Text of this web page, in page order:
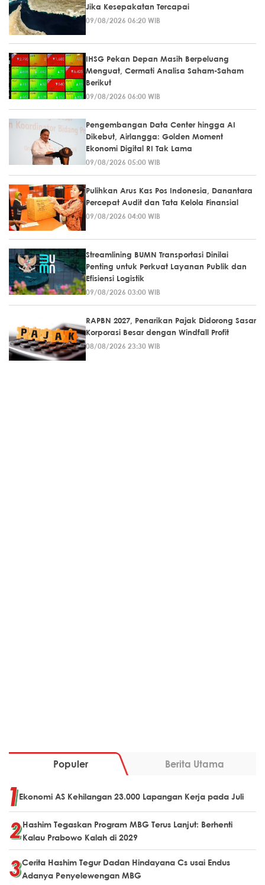
Jika Kesepakatan Tercapai
09/08/2026 06:20 WIB
IHSG Pekan Depan Masih Berpeluang
Menguat, Cermati Analisa Saham-Saham
Berikut
09/08/2026 06:00 WIB
Pengembangan Data Center hingga AI
Dikebut, Airlangga: Golden Moment
Ekonomi Digital RI Tak Lama
09/08/2026 05:00 WIB
Pulihkan Arus Kas Pos Indonesia, Danantara
Percepat Audit dan Tata Kelola Finansial
09/08/2026 04:00 WIB
Streamlining BUMN Transportasi Dinilai
Penting untuk Perkuat Layanan Publik dan
Efisiensi Logistik
09/08/2026 03:00 WIB
RAPBN 2027, Penarikan Pajak Didorong Sasar
Korporasi Besar dengan Windfall Profit
08/08/2026 23:30 WIB
Populer Berita Utama
Ekonomi AS Kehilangan 23.000 Lapangan Kerja pada Juli
Hashim Tegaskan Program MBG Terus Lanjut: Berhenti
Kalau Prabowo Kalah di 2029
Cerita Hashim Tegur Dadan Hindayana Cs usai Endus
Adanya Penyelewengan MBG